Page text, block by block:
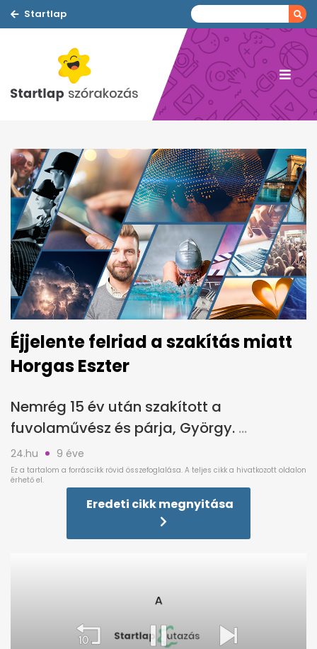
Startlap
Éjjelente felriad a szakítás miatt
Horgas Eszter
Nemrég 15 év után szakított a
fuvolaművész és párja, György.
24.hu 9 éve
Eredeti cikk megnyitása